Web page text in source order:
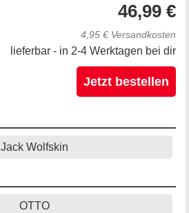
46,99 €
4,95 € Versandkosten
lieferbar - in 2-4 Werktagen bei dir
Jetzt bestellen
Jack Wolfskin
OTTO